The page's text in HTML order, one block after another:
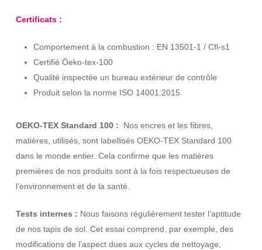
Certificats :
Comportement à la combustion : EN 13501-1 / Cfl-s1
Certifié Öeko-tex-100
Qualité inspectée un bureau extérieur de contrôle
Produit selon la norme ISO 14001:2015
OEKO-TEX Standard 100 : Nos encres et les fibres,
matières, utilisés, sont labellisés OEKO-TEX Standard 100
dans le monde entier. Cela confirme que les matières
premières de nos produits sont à la fois respectueuses de
l’environnement et de la santé.
Tests internes : Nous faisons régulièrement tester l’aptitude
de nos tapis de sol. Cet essai comprend, par exemple, des
modifications de l’aspect dues aux cycles de nettoyage,